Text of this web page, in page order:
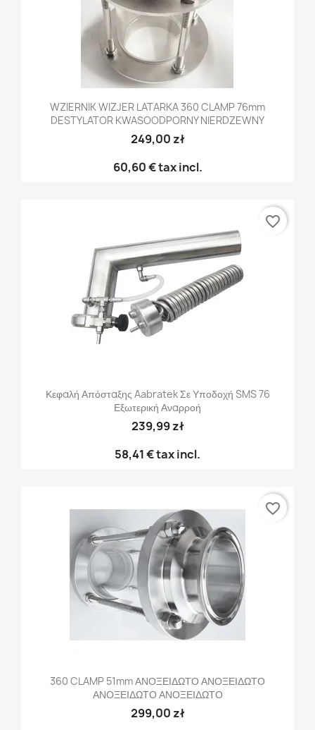
WZIERNIK WIZJER LATARKA 360 CLAMP 76mm
DESTYLATOR KWASOODPORNY NIERDZEWNY
249,00 zł
60,60 €tax incl.
Κεφαλή Απόσταξης Aabratek Σε Υποδοχή SMS 76
Εξωτερική Αναρροή
239,99 zł
58,41 €tax incl.
favorite_border
360 CLAMP 51mm ΑΝΟΞΕΙΔΩΤΟ ΑΝΟΞΕΙΔΩΤΟ
ΑΝΟΞΕΙΔΩΤΟ ΑΝΟΞΕΙΔΩΤΟ
299,00 zł
favorite_border